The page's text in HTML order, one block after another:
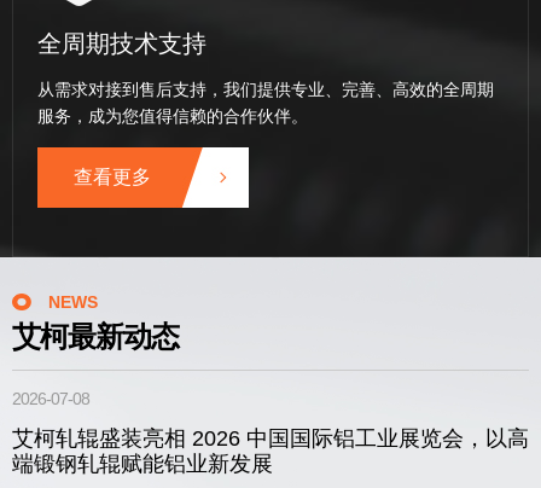
全周期技术支持
从需求对接到售后支持，我们提供专业、完善、高效的全周期
服务，成为您值得信赖的合作伙伴。
查看更多
NEWS
艾柯最新动态
2026-07-08
艾柯轧辊盛装亮相 2026 中国国际铝工业展览会，以高
端锻钢轧辊赋能铝业新发展